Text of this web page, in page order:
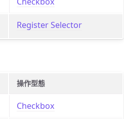
Register Selector
操作型態
Checkbox